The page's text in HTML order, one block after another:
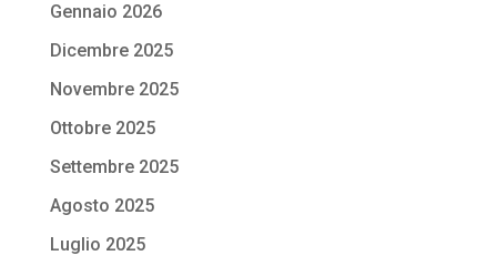
Gennaio 2026
Dicembre 2025
Novembre 2025
Ottobre 2025
Settembre 2025
Agosto 2025
Luglio 2025